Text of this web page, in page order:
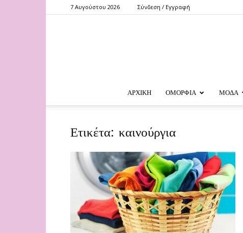
7 Αυγούστου 2026 Σύνδεση / Εγγραφή
ΑΡΧΙΚΗ ΟΜΟΡΦΙΑ ΜΟΔΑ
Ετικέτα: καινούργια